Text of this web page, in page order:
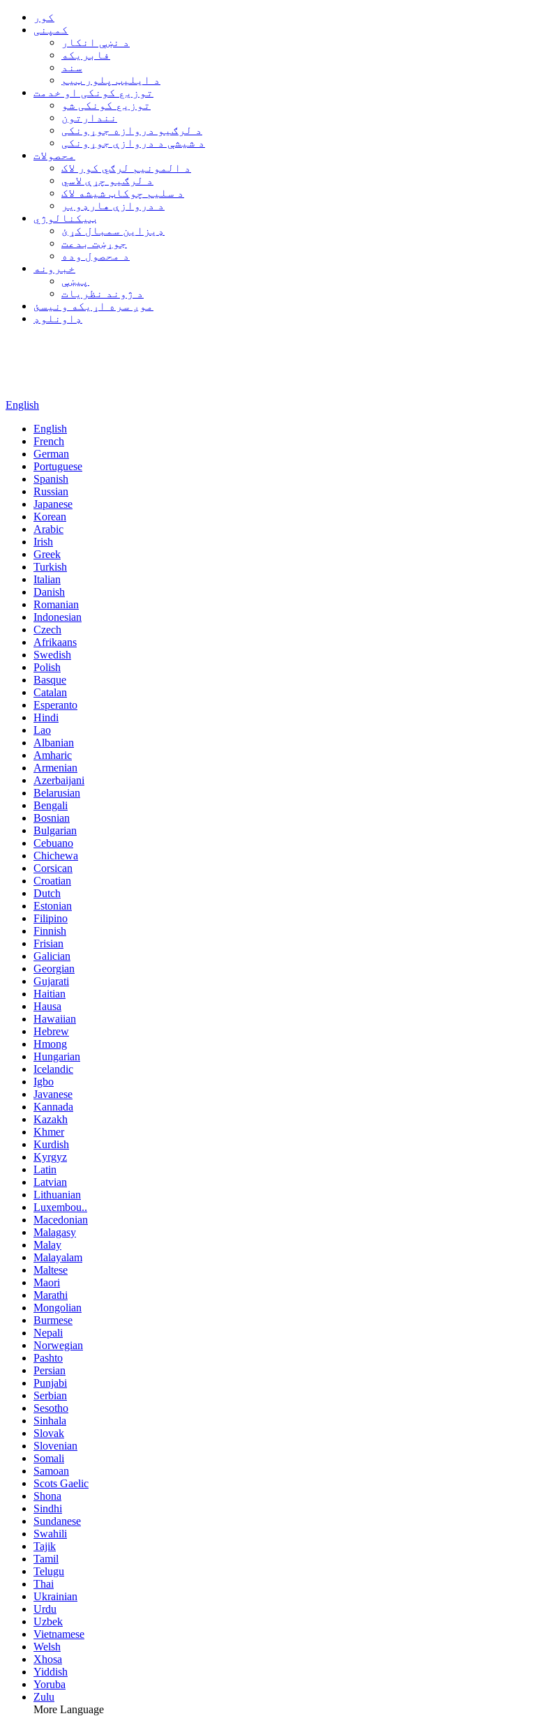
کور
کمپنی
د نښې انکار
فابریکه
سند
د ایلیټ پلور ټیم
توزیع کونکی او خدمت
توزیع کونکی شو
نندارتون
د لرګیو دروازه جوړونکی
د شیشې د دروازې جوړونکی
محصولات
د المونیم لرګي کور لاک
د لرګیو چړې لاسي
د سلیم چوکاټ شیشه لاک
د دروازې هارډویر
ټیکنالوژي
ډیزاین سمبال کړئ
جوړښت بدعت
د محصول وده
خبرونه
پیښې
د ژوند نظریات
موږ سره اړیکه ونیسئ
ډاونلوډ
English
English
French
German
Portuguese
Spanish
Russian
Japanese
Korean
Arabic
Irish
Greek
Turkish
Italian
Danish
Romanian
Indonesian
Czech
Afrikaans
Swedish
Polish
Basque
Catalan
Esperanto
Hindi
Lao
Albanian
Amharic
Armenian
Azerbaijani
Belarusian
Bengali
Bosnian
Bulgarian
Cebuano
Chichewa
Corsican
Croatian
Dutch
Estonian
Filipino
Finnish
Frisian
Galician
Georgian
Gujarati
Haitian
Hausa
Hawaiian
Hebrew
Hmong
Hungarian
Icelandic
Igbo
Javanese
Kannada
Kazakh
Khmer
Kurdish
Kyrgyz
Latin
Latvian
Lithuanian
Luxembou..
Macedonian
Malagasy
Malay
Malayalam
Maltese
Maori
Marathi
Mongolian
Burmese
Nepali
Norwegian
Pashto
Persian
Punjabi
Serbian
Sesotho
Sinhala
Slovak
Slovenian
Somali
Samoan
Scots Gaelic
Shona
Sindhi
Sundanese
Swahili
Tajik
Tamil
Telugu
Thai
Ukrainian
Urdu
Uzbek
Vietnamese
Welsh
Xhosa
Yiddish
Yoruba
Zulu
More Language